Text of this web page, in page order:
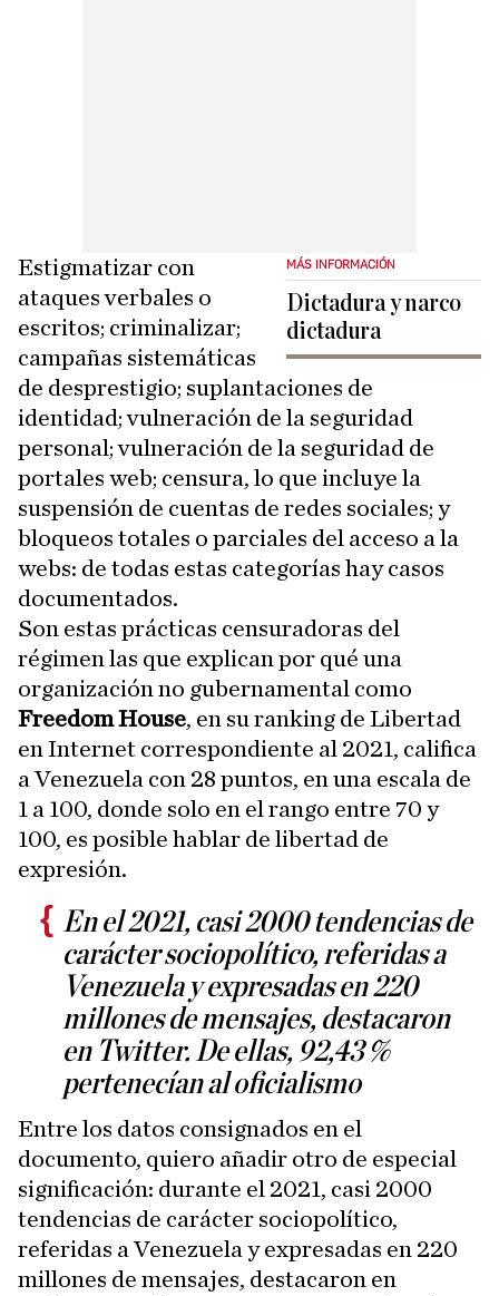
MÁS INFORMACIÓN
Dictadura y narco
dictadura
Estigmatizar con
ataques verbales o
escritos; criminalizar;
campañas sistemáticas
de desprestigio; suplantaciones de
identidad; vulneración de la seguridad
personal; vulneración de la seguridad de
portales web; censura, lo que incluye la
suspensión de cuentas de redes sociales; y
bloqueos totales o parciales del acceso a la
webs: de todas estas categorías hay casos
documentados.
Son estas prácticas censuradoras del
régimen las que explican por qué una
organización no gubernamental como
Freedom House, en su ranking de Libertad
en Internet correspondiente al 2021, califica
a Venezuela con 28 puntos, en una escala de
1 a 100, donde solo en el rango entre 70 y
100, es posible hablar de libertad de
expresión.
En el 2021, casi 2000 tendencias de
carácter sociopolítico, referidas a
Venezuela y expresadas en 220
millones de mensajes, destacaron
en Twitter. De ellas, 92,43 %
pertenecían al oficialismo
Entre los datos consignados en el
documento, quiero añadir otro de especial
significación: durante el 2021, casi 2000
tendencias de carácter sociopolítico,
referidas a Venezuela y expresadas en 220
millones de mensajes, destacaron en